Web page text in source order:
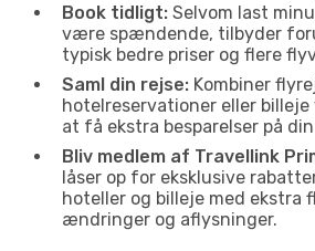
Book tidligt: Selvom last
være spændende, tilbyder
typisk bedre priser og flere
Saml din rejse: Kombiner
hotelreservationer eller
at få ekstra besparelser på
Bliv medlem af Travellink
låser op for eksklusive
hoteller og billeje med ekstra
ændringer og aflysninger.